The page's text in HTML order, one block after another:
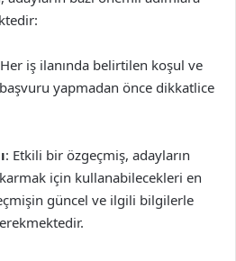
iş ilanında belirtilen koşul ve
yapmadan önce dikkatlice
: Etkili bir özgeçmiş, adayların
için kullanabilecekleri en
güncel ve ilgili bilgilerle